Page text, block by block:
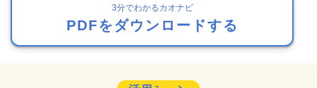
3分でわかるカオナビ
PDFをダウンロードする